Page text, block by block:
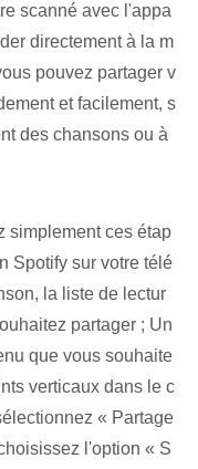
scanné avec l'appa
directement à la m
pouvez partager v
et facilement, s
des chansons ou à
simplement ces étap
Spotify sur votre télé
la liste de lectur
partager ; Un
que vous souhaite
verticaux dans le c
« Partage
l'option « S